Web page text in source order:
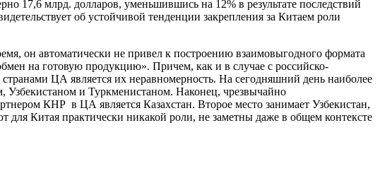
17,6 млрд. долларов, уменьшившись на 12% в результате последствий
об устойчивой тенденции закрепления за Китаем роли
он автоматически не привел к построению взаимовыгодного формата
на готовую продукцию». Причем, как и в случае с российско-
ЦА является их неравномерность. На сегодняшний день наиболее
Узбекистаном и Туркменистаном. Наконец, чрезвычайно
КНР в ЦА является Казахстан. Второе место занимает Узбекистан,
Китая практически никакой роли, не заметны даже в общем контексте